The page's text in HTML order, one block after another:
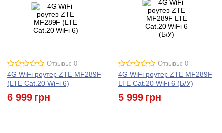
Отзывы: 0
4G WiFi роутер ZTE MF289F
(LTE Cat.20 WiFi 6)
6 999 грн
Отзывы: 0
4G WiFi роутер ZTE MF289F
LTE Cat.20 WiFi 6 (Б/У)
5 999 грн